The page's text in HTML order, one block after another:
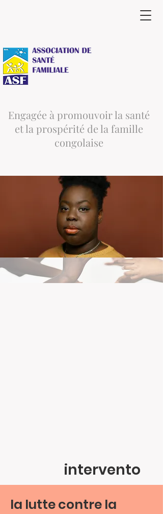
Engagée à promouvoir la santé
et la prospérité de la famille
congolaise
intervento
la lutte contre la